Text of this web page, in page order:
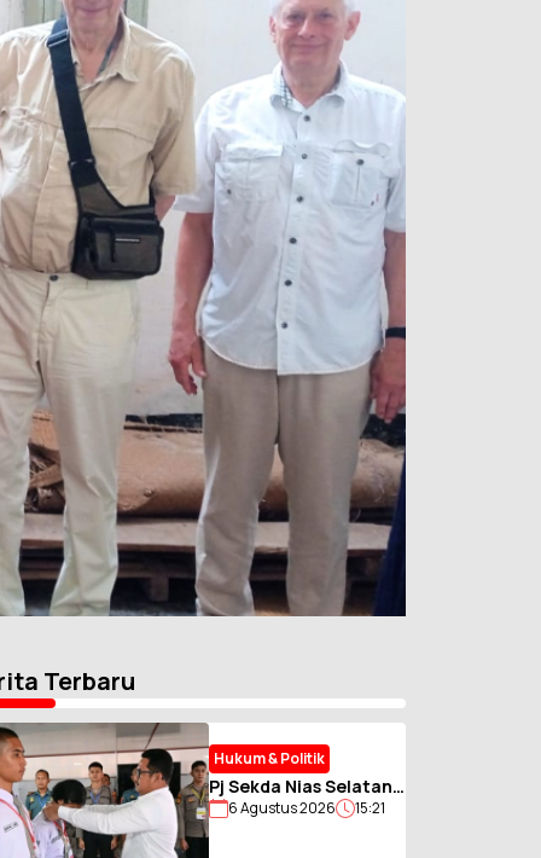
Terbaru
Hukum & Politik
Pj Sekda Nias Selatan
Gembleng Calon
6 Agustus 2026 15:21